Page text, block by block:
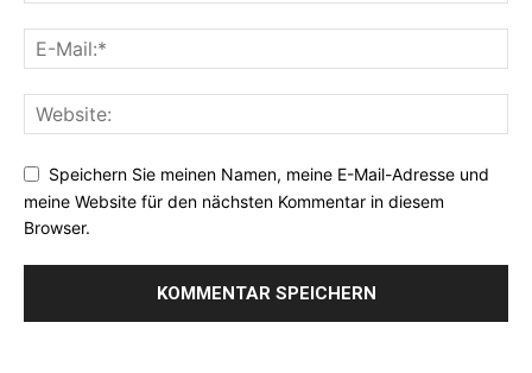
Speichern Sie meinen Namen, meine E-Mail-Adresse und
meine Website für den nächsten Kommentar in diesem
Browser.